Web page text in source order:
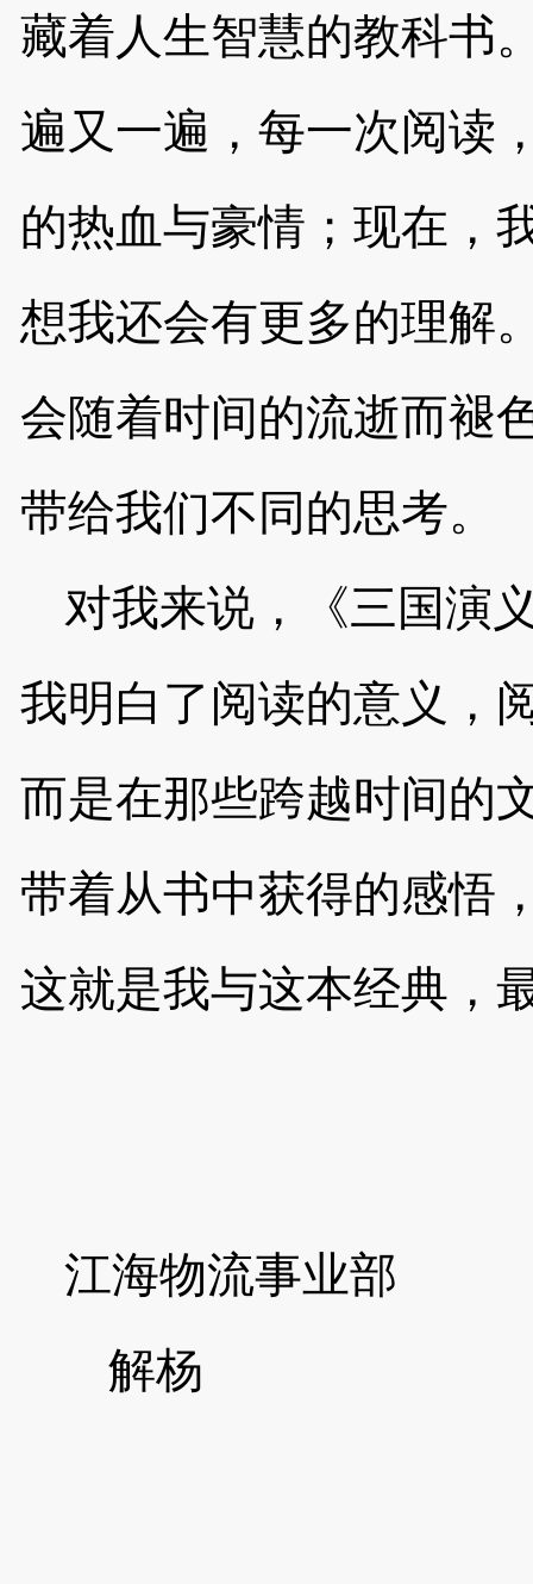
藏着人生智慧的教科书
遍又一遍，每一次阅读
的热血与豪情；现在，
想我还会有更多的理解
会随着时间的流逝而褪
带给我们不同的思考。
对我来说，《三国演
我明白了阅读的意义，
而是在那些跨越时间的
带着从书中获得的感悟
这就是我与这本经典，
江海物流事业部
解杨